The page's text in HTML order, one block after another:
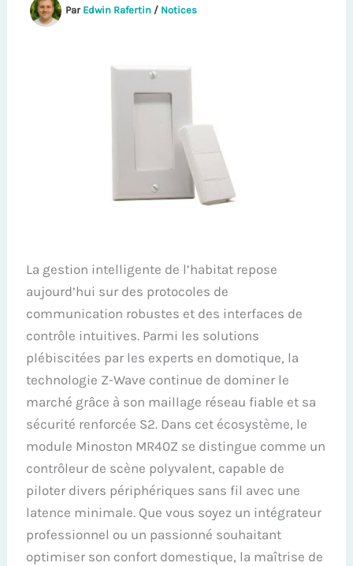
Par Edwin Rafertin / Notices
La gestion intelligente de l’habitat repose
aujourd’hui sur des protocoles de
communication robustes et des interfaces de
contrôle intuitives. Parmi les solutions
plébiscitées par les experts en domotique, la
technologie Z-Wave continue de dominer le
marché grâce à son maillage réseau fiable et sa
sécurité renforcée S2. Dans cet écosystème, le
module Minoston MR40Z se distingue comme un
contrôleur de scène polyvalent, capable de
piloter divers périphériques sans fil avec une
latence minimale. Que vous soyez un intégrateur
professionnel ou un passionné souhaitant
optimiser son confort domestique, la maîtrise de